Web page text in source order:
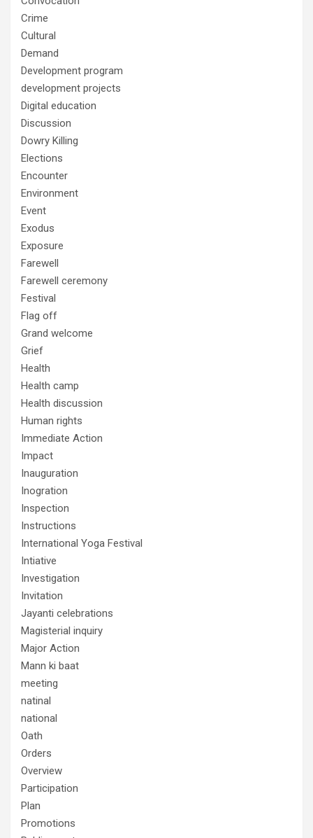
Crime
Cultural
Demand
Development program
development projects
Digital education
Discussion
Dowry Killing
Elections
Encounter
Environment
Event
Exodus
Exposure
Farewell
Farewell ceremony
Festival
Flag off
Grand welcome
Grief
Health
Health camp
Health discussion
Human rights
Immediate Action
Impact
Inauguration
Inogration
Inspection
Instructions
International Yoga Festival
Intiative
Investigation
Invitation
Jayanti celebrations
Magisterial inquiry
Major Action
Mann ki baat
meeting
natinal
national
Oath
Orders
Overview
Participation
Plan
Promotions